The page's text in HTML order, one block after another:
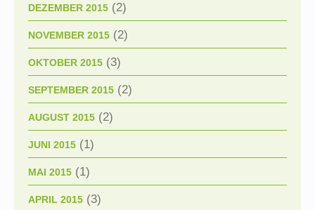
DEZEMBER 2015 (2)
NOVEMBER 2015 (2)
OKTOBER 2015 (3)
SEPTEMBER 2015 (2)
AUGUST 2015 (2)
JUNI 2015 (1)
MAI 2015 (1)
APRIL 2015 (3)